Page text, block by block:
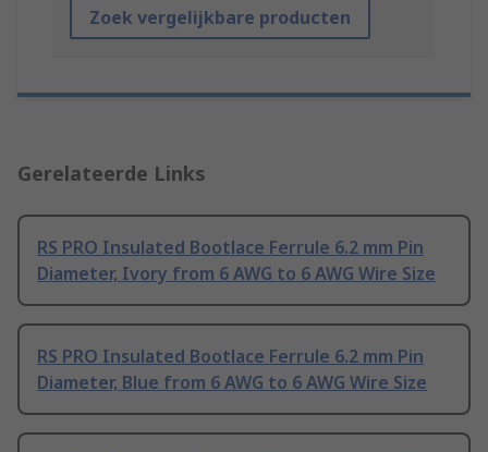
Zoek vergelijkbare producten
Gerelateerde Links
RS PRO Insulated Bootlace Ferrule 6.2 mm Pin
Diameter, Ivory from 6 AWG to 6 AWG Wire Size
RS PRO Insulated Bootlace Ferrule 6.2 mm Pin
Diameter, Blue from 6 AWG to 6 AWG Wire Size